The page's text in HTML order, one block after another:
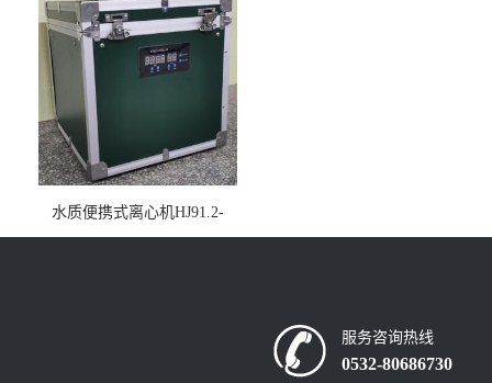
水质便携式离心机HJ91.2-
2022地表水总磷监测内置有
服务咨询热线
0532-80686730